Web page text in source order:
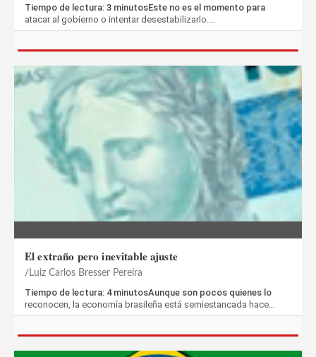
Tiempo de lectura: 3 minutosEste no es el momento para
atacar al gobierno o intentar desestabilizarlo.…
El extraño pero inevitable ajuste
Luiz Carlos Bresser Pereira
Tiempo de lectura: 4 minutosAunque son pocos quienes lo
reconocen, la economía brasileña está semiestancada hace…